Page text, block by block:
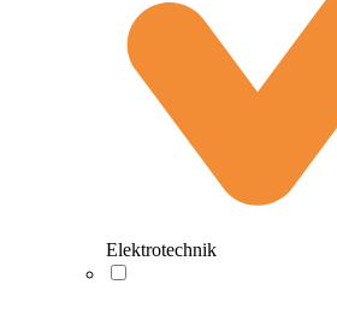
Elektrotechnik